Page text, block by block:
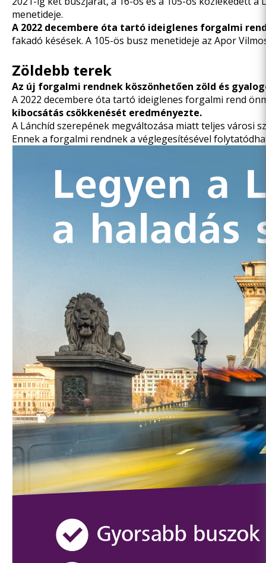
menetideje.
A 2022 decembere óta tartó ideiglenes forgalmi
fakadó késések. A 105-ös busz menetideje az Apor
Zöldebb terek
Az új forgalmi rendnek köszönhetően zöld és
A 2022 decembere óta tartó ideiglenes forgalmi rend
kibocsátás csökkenését eredményezte.
A Lánchíd szerepének megváltozása miatt teljes városi
Ennek a forgalmi rendnek a véglegesítésével